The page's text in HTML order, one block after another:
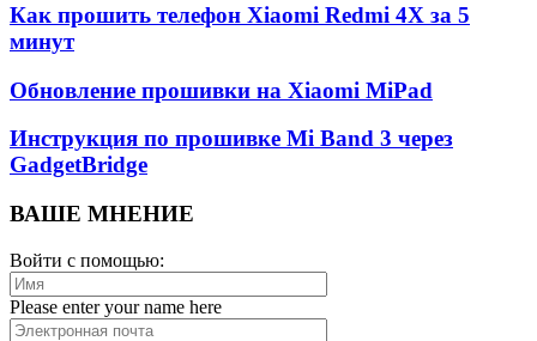
Как прошить телефон Xiaomi Redmi 4X за 5
минут
Обновление прошивки на Xiaomi MiPad
Инструкция по прошивке Mi Band 3 через
GadgetBridge
ВАШЕ МНЕНИЕ
Войти с помощью:
Please enter your name here